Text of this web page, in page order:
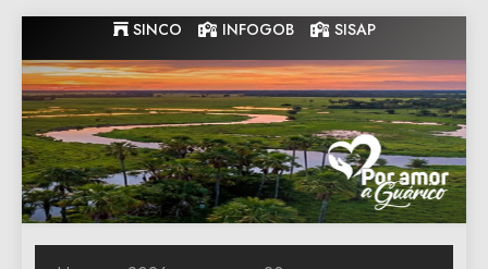
to
content
SINCO INFOGOB SISAP
Gobernacion
de Guarico
Gobernacion de Guarico